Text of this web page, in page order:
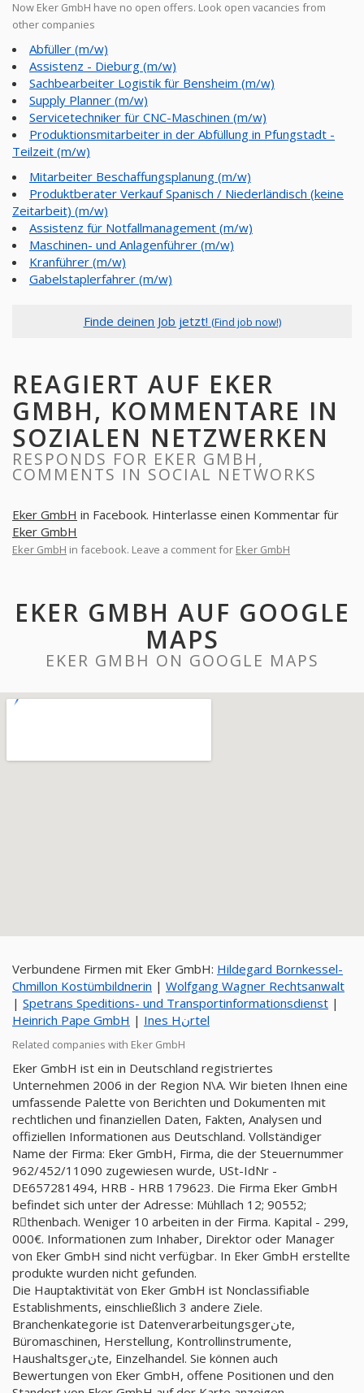
Now Eker GmbH have no open offers. Look open vacancies from
other companies
Abfüller (m/w)
Assistenz - Dieburg (m/w)
Sachbearbeiter Logistik für Bensheim (m/w)
Supply Planner (m/w)
Servicetechniker für CNC-Maschinen (m/w)
Produktionsmitarbeiter in der Abfüllung in Pfungstadt -
Teilzeit (m/w)
Mitarbeiter Beschaffungsplanung (m/w)
Produktberater Verkauf Spanisch / Niederländisch (keine
Zeitarbeit) (m/w)
Assistenz für Notfallmanagement (m/w)
Maschinen- und Anlagenführer (m/w)
Kranführer (m/w)
Gabelstaplerfahrer (m/w)
Finde deinen Job jetzt! (Find job now!)
REAGIERT AUF EKER
GMBH, KOMMENTARE IN
SOZIALEN NETZWERKEN
RESPONDS FOR EKER GMBH,
COMMENTS IN SOCIAL NETWORKS
Eker GmbH in Facebook. Hinterlasse einen Kommentar für
Eker GmbH
Eker GmbH in facebook. Leave a comment for Eker GmbH
EKER GMBH AUF GOOGLE
MAPS
EKER GMBH ON GOOGLE MAPS
Verbundene Firmen mit Eker GmbH: Hildegard Bornkessel-
Chmillon Kostümbildnerin | Wolfgang Wagner Rechtsanwalt
| Spetrans Speditions- und Transportinformationsdienst |
Heinrich Pape GmbH | Ines Hنrtel
Related companies with Eker GmbH
Eker GmbH ist ein in Deutschland registriertes
Unternehmen 2006 in der Region N\A. Wir bieten Ihnen eine
umfassende Palette von Berichten und Dokumenten mit
rechtlichen und finanziellen Daten, Fakten, Analysen und
offiziellen Informationen aus Deutschland. Vollständiger
Name der Firma: Eker GmbH, Firma, die der Steuernummer
962/452/11090 zugewiesen wurde, USt-IdNr -
DE657281494, HRB - HRB 179623. Die Firma Eker GmbH
befindet sich unter der Adresse: Mühllach 12; 90552;
Rِthenbach. Weniger 10 arbeiten in der Firma. Kapital - 299,
000€. Informationen zum Inhaber, Direktor oder Manager
von Eker GmbH sind nicht verfügbar. In Eker GmbH erstellte
produkte wurden nicht gefunden.
Die Hauptaktivität von Eker GmbH ist Nonclassifiable
Establishments, einschließlich 3 andere Ziele.
Branchenkategorie ist Datenverarbeitungsgerنte,
Büromaschinen, Herstellung, Kontrollinstrumente,
Haushaltsgerنte, Einzelhandel. Sie können auch
Bewertungen von Eker GmbH, offene Positionen und den